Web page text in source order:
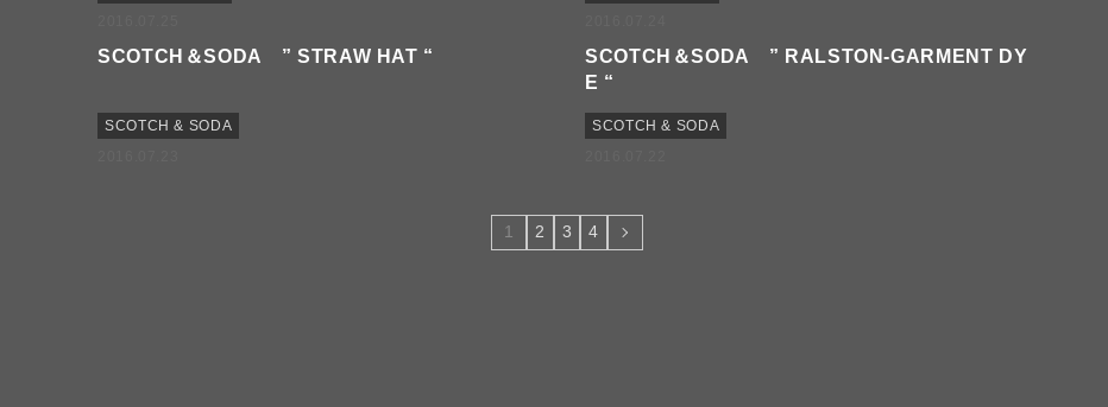
SCOTCH＆SODA ” STRAW HAT “
SCOTCH & SODA
SCOTCH＆SODA ” RALSTON-GARMENT DY
E “
SCOTCH & SODA
1 2 3 4